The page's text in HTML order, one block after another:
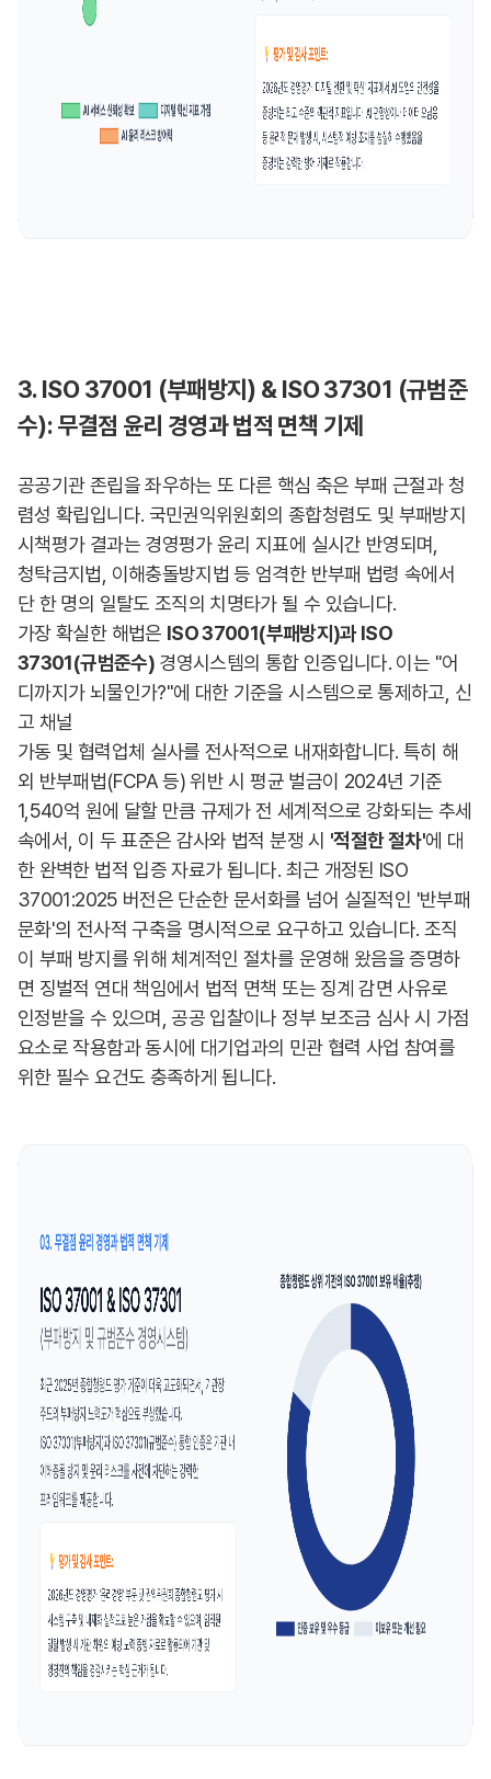
3. ISO 37001 (부패방지) & ISO 37301 (규범준
수): 무결점 윤리 경영과 법적 면책 기제
공공기관 존립을 좌우하는 또 다른 핵심 축은 부패 근절과 청
렴성 확립입니다. 국민권익위원회의 종합청렴도 및 부패방지
시책평가 결과는 경영평가 윤리 지표에 실시간 반영되며,
청탁금지법, 이해충돌방지법 등 엄격한 반부패 법령 속에서
단 한 명의 일탈도 조직의 치명타가 될 수 있습니다.
가장 확실한 해법은 ISO 37001(부패방지)과 ISO
37301(규범준수)경영시스템의 통합 인증입니다. 이는 "어
디까지가 뇌물인가?"에 대한 기준을 시스템으로 통제하고, 신
고 채널
가동 및 협력업체 실사를 전사적으로 내재화합니다. 특히 해
외 반부패법(FCPA 등) 위반 시 평균 벌금이 2024년 기준
1,540억 원에 달할 만큼 규제가 전 세계적으로 강화되는 추세
속에서, 이 두 표준은 감사와 법적 분쟁 시 '적절한 절차'에 대
한 완벽한 법적 입증 자료가 됩니다. 최근 개정된 ISO
37001:2025 버전은 단순한 문서화를 넘어 실질적인 '반부패
문화'의 전사적 구축을 명시적으로 요구하고 있습니다. 조직
이 부패 방지를 위해 체계적인 절차를 운영해 왔음을 증명하
면 징벌적 연대 책임에서 법적 면책 또는 징계 감면 사유로
인정받을 수 있으며, 공공 입찰이나 정부 보조금 심사 시 가점
요소로 작용함과 동시에 대기업과의 민관 협력 사업 참여를
위한 필수 요건도 충족하게 됩니다.